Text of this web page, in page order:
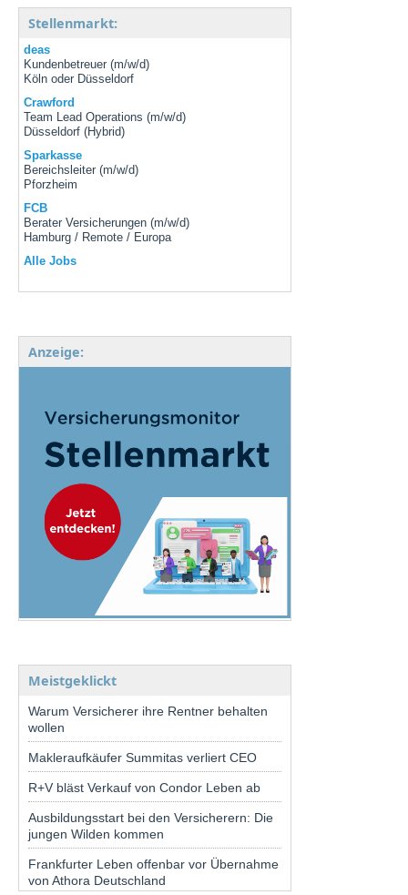
Stellenmarkt:
deas
Kundenbetreuer (m/w/d)
Köln oder Düsseldorf
Crawford
Team Lead Operations (m/w/d)
Düsseldorf (Hybrid)
Sparkasse
Bereichsleiter (m/w/d)
Pforzheim
FCB
Berater Versicherungen (m/w/d)
Hamburg / Remote / Europa
Alle Jobs
Anzeige:
Meistgeklickt
Warum Versicherer ihre Rentner behalten
wollen
Makleraufkäufer Summitas verliert CEO
R+V bläst Verkauf von Condor Leben ab
Ausbildungsstart bei den Versicherern: Die
jungen Wilden kommen
Frankfurter Leben offenbar vor Übernahme
von Athora Deutschland